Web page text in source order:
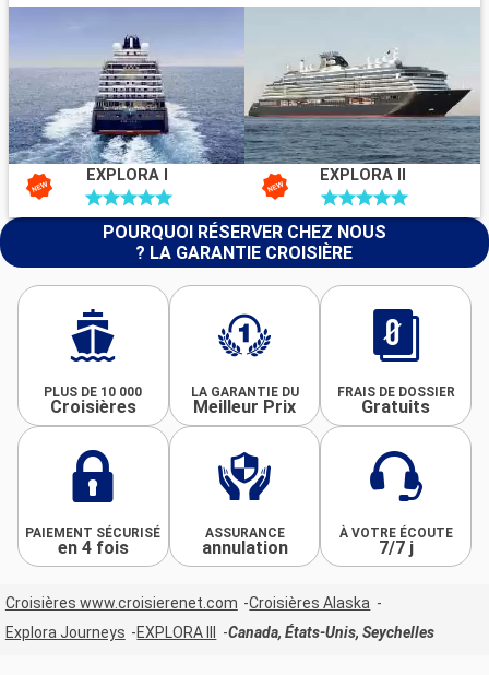
EXPLORA I EXPLORA II
POURQUOI RÉSERVER CHEZ NOUS
? LA GARANTIE CROISIÈRE
PLUS DE 10 000
Croisières
LA GARANTIE DU
Meilleur Prix
FRAIS DE DOSSIER
Gratuits
PAIEMENT SÉCURISÉ
en 4 fois
ASSURANCE
annulation
À VOTRE ÉCOUTE
7/7 j
Croisières www.croisierenet.com
Croisières Alaska
Explora Journeys
EXPLORA III Canada, États-Unis, Seychelles